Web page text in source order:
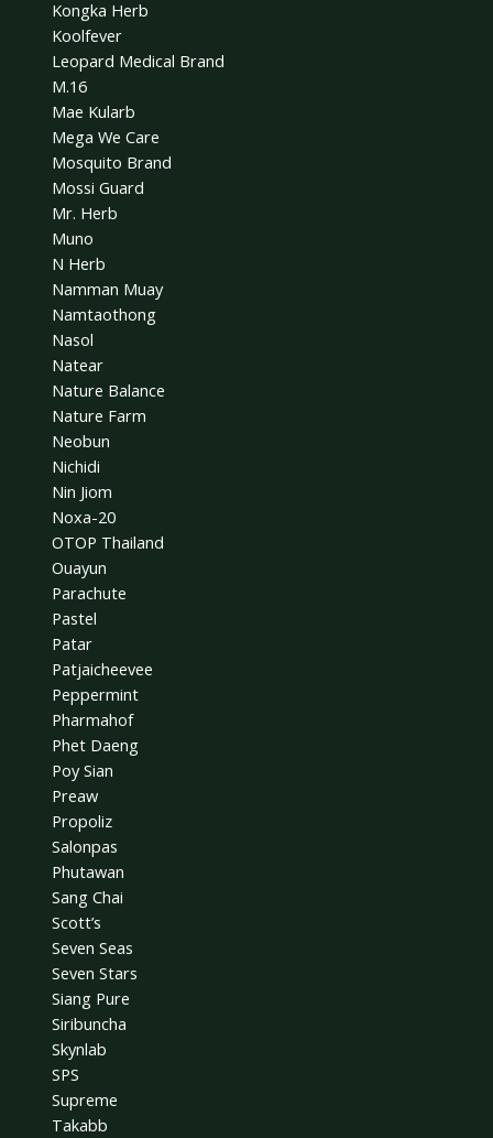
Kongka Herb
Koolfever
Leopard Medical Brand
M.16
Mae Kularb
Mega We Care
Mosquito Brand
Mossi Guard
Mr. Herb
Muno
N Herb
Namman Muay
Namtaothong
Nasol
Natear
Nature Balance
Nature Farm
Neobun
Nichidi
Nin Jiom
Noxa-20
OTOP Thailand
Ouayun
Parachute
Pastel
Patar
Patjaicheevee
Peppermint
Pharmahof
Phet Daeng
Poy Sian
Preaw
Propoliz
Salonpas
Phutawan
Sang Chai
Scott’s
Seven Seas
Seven Stars
Siang Pure
Siribuncha
Skynlab
SPS
Supreme
Takabb